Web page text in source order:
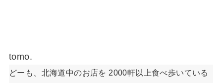
tomo.
どーも、北海道中のお店を 2000軒以上食べ歩いている